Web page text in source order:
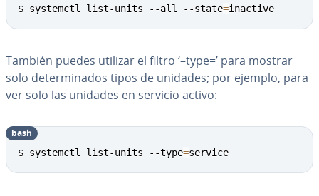
$ systemctl list-units --all --state=inactive
También puedes utilizar el filtro ‘–type=’ para mostrar
solo de­te­r­mi­na­dos tipos de unidades; por ejemplo, para
ver solo las unidades en servicio activo:
$ systemctl list-units --type=service
bash